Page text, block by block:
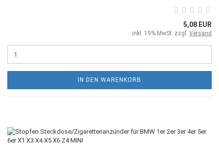
5,08 EUR
inkl. 19% MwSt. zzgl. Versand
IN DEN WARENKORB